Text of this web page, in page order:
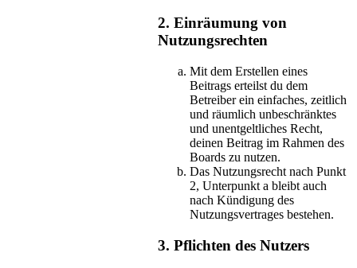
2. Einräumung von
Nutzungsrechten
Mit dem Erstellen eines
Beitrags erteilst du dem
Betreiber ein einfaches, zeitlich
und räumlich unbeschränktes
und unentgeltliches Recht,
deinen Beitrag im Rahmen des
Boards zu nutzen.
Das Nutzungsrecht nach Punkt
2, Unterpunkt a bleibt auch
nach Kündigung des
Nutzungsvertrages bestehen.
3. Pflichten des Nutzers